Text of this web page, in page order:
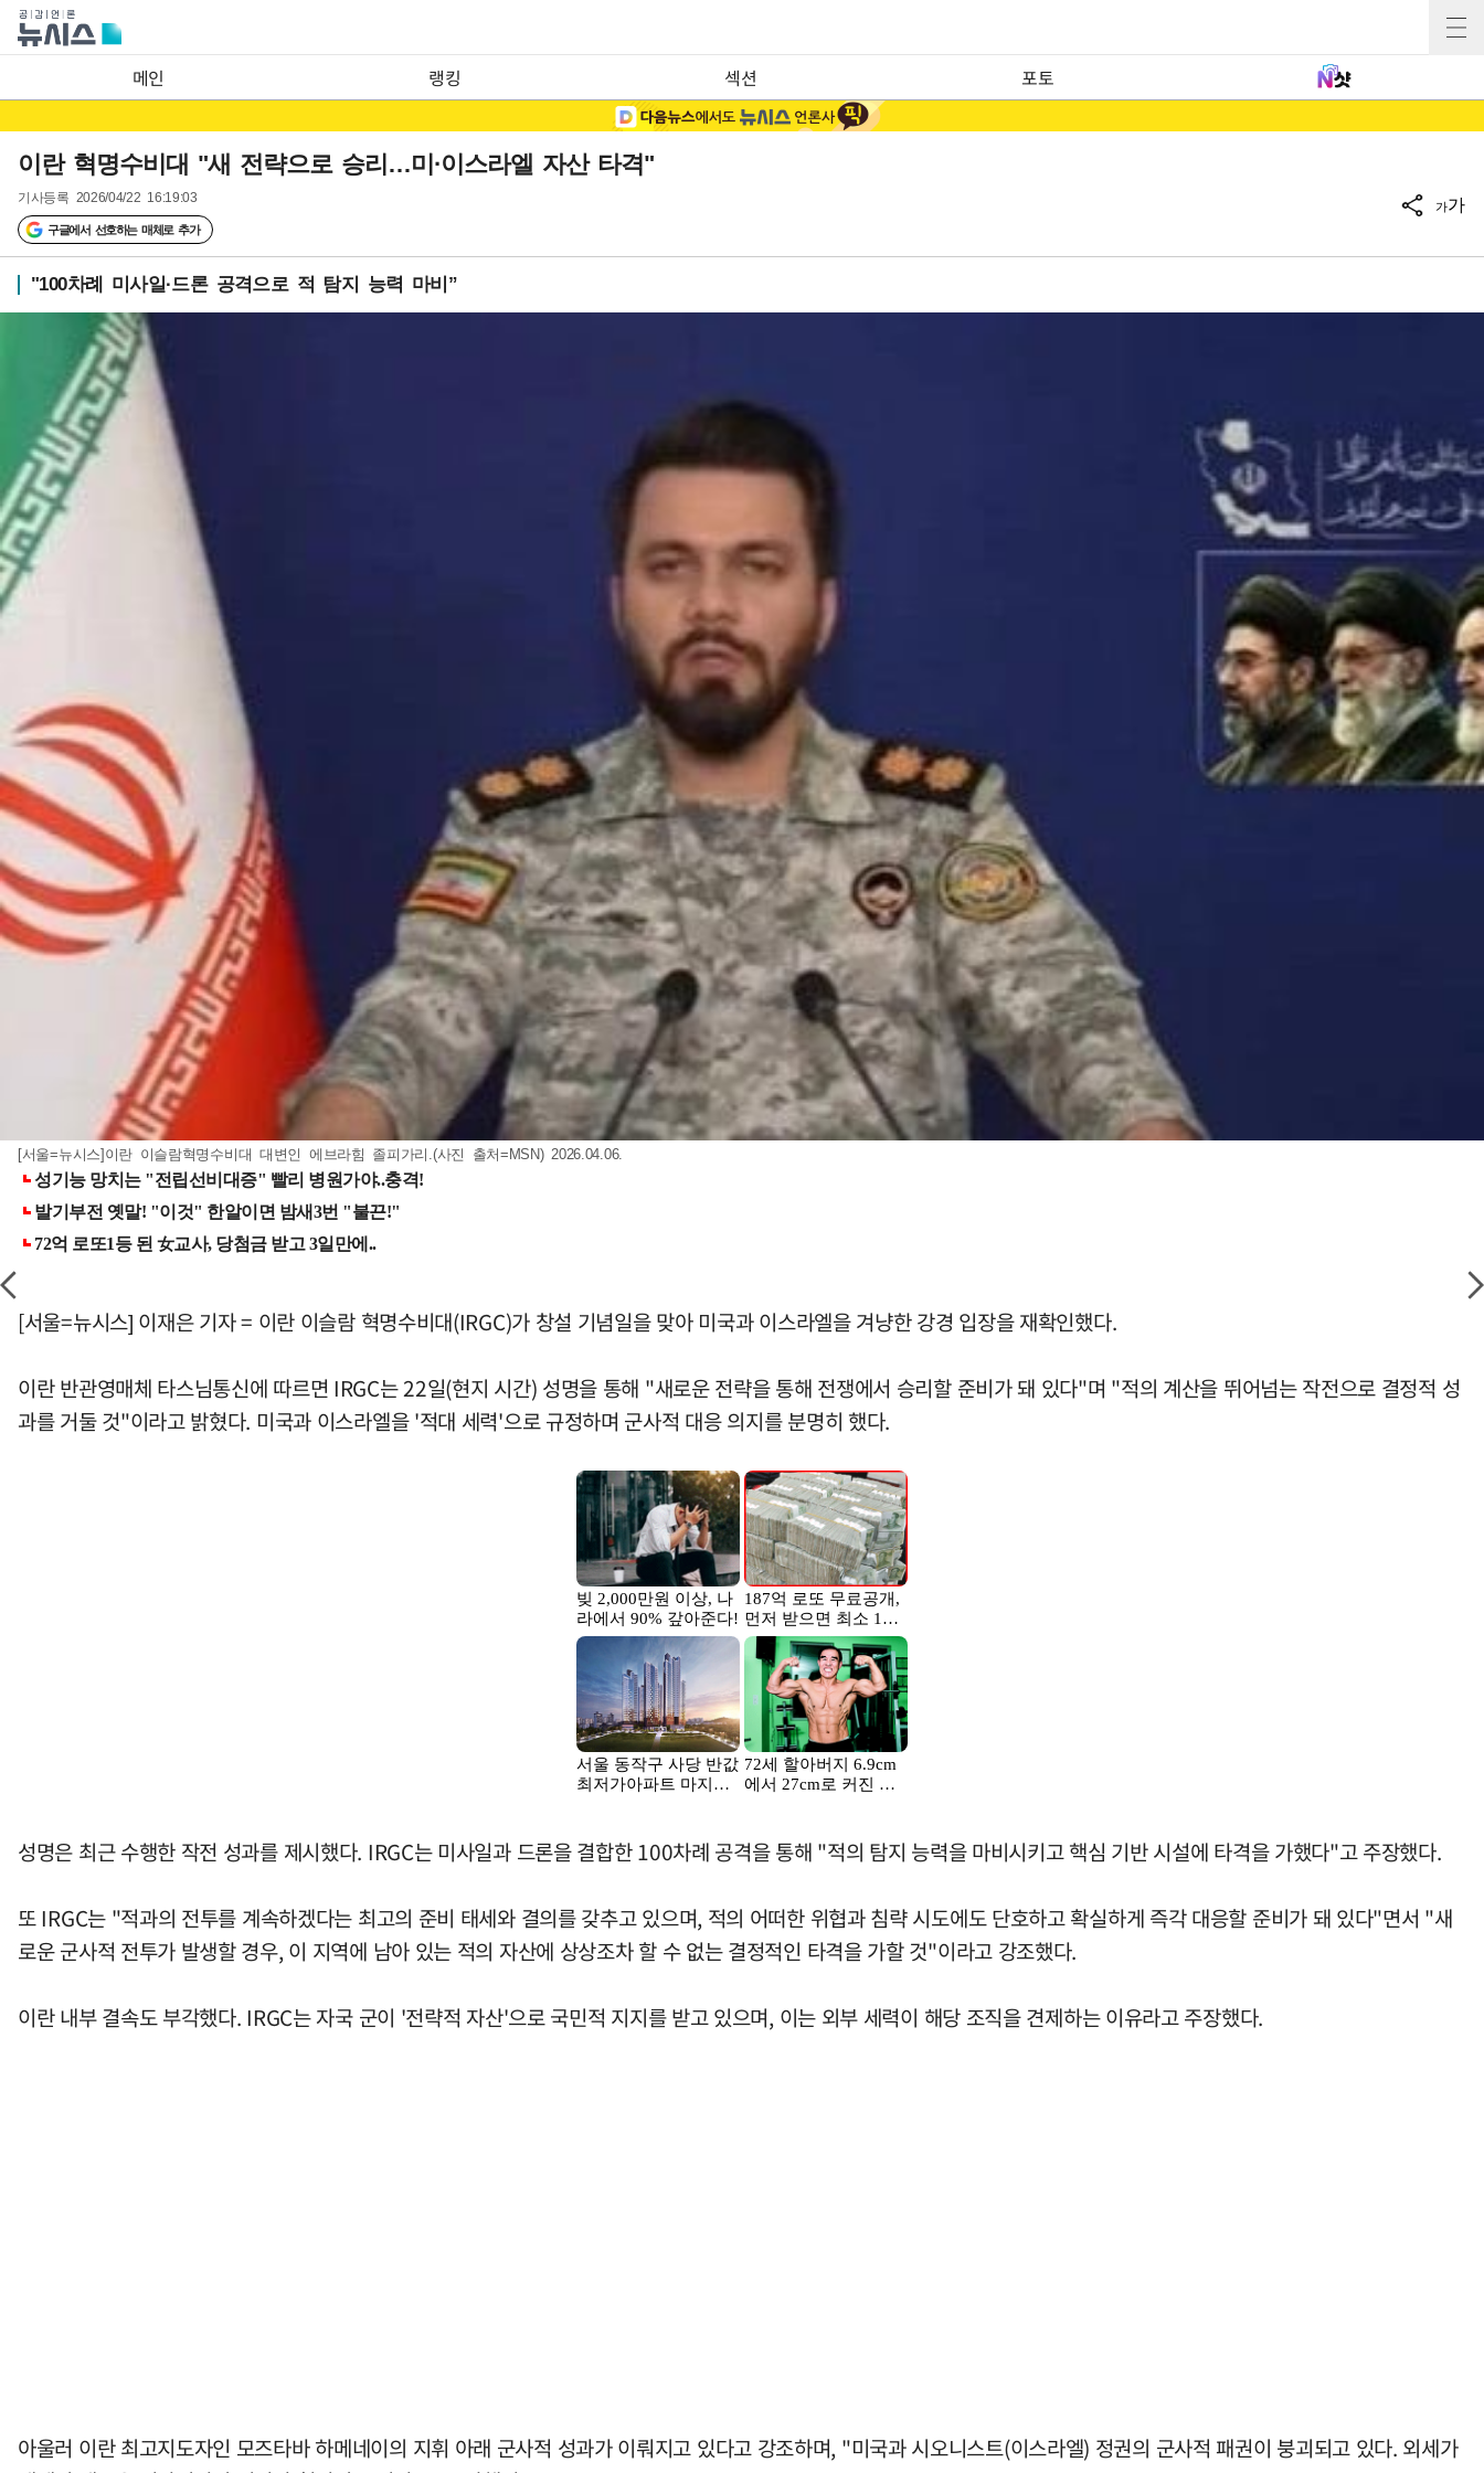
메인 랭킹 섹션 포토
이란 혁명수비대 "새 전략으로 승리…미·이스라엘 자산 타격"
기사등록 2026/04/22 16:19:03
구글에서 선호하는 매체로 추가
가가
"100차례 미사일·드론 공격으로 적 탐지 능력 마비”
[서울=뉴시스]이란 이슬람혁명수비대 대변인 에브라힘 졸피가리.(사진 출처=MSN) 2026.04.06.
[서울=뉴시스] 이재은 기자 = 이란 이슬람 혁명수비대(IRGC)가 창설 기념일을 맞아 미국과 이스라엘을 겨냥한 강경 입장을 재확인했다.
이란 반관영매체 타스님통신에 따르면 IRGC는 22일(현지 시간) 성명을 통해 "새로운 전략을 통해 전쟁에서 승리할 준비가 돼 있다"며 "적의 계산을 뛰어넘는 작전으로 결정적 성
과를 거둘 것"이라고 밝혔다. 미국과 이스라엘을 '적대 세력'으로 규정하며 군사적 대응 의지를 분명히 했다.
성명은 최근 수행한 작전 성과를 제시했다. IRGC는 미사일과 드론을 결합한 100차례 공격을 통해 "적의 탐지 능력을 마비시키고 핵심 기반 시설에 타격을 가했다"고 주장했다.
또 IRGC는 "적과의 전투를 계속하겠다는 최고의 준비 태세와 결의를 갖추고 있으며, 적의 어떠한 위협과 침략 시도에도 단호하고 확실하게 즉각 대응할 준비가 돼 있다"면서 "새
로운 군사적 전투가 발생할 경우, 이 지역에 남아 있는 적의 자산에 상상조차 할 수 없는 결정적인 타격을 가할 것"이라고 강조했다.
이란 내부 결속도 부각했다. IRGC는 자국 군이 '전략적 자산'으로 국민적 지지를 받고 있으며, 이는 외부 세력이 해당 조직을 견제하는 이유라고 주장했다.
아울러 이란 최고지도자인 모즈타바 하메네이의 지휘 아래 군사적 성과가 이뤄지고 있다고 강조하며, "미국과 시오니스트(이스라엘) 정권의 군사적 패권이 붕괴되고 있다. 외세가